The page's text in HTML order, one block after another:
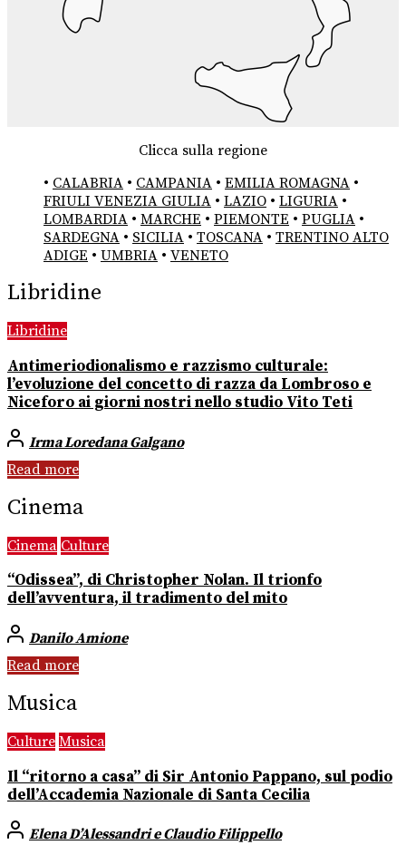
Clicca sulla regione
• CALABRIA • CAMPANIA • EMILIA ROMAGNA •
FRIULI VENEZIA GIULIA • LAZIO • LIGURIA •
LOMBARDIA • MARCHE • PIEMONTE • PUGLIA •
SARDEGNA • SICILIA • TOSCANA • TRENTINO ALTO
ADIGE • UMBRIA • VENETO
Libridine
Libridine
Antimeriodionalismo e razzismo culturale:
l’evoluzione del concetto di razza da Lombroso e
Niceforo ai giorni nostri nello studio Vito Teti
Irma Loredana Galgano
Read more
Cinema
Cinema Culture
“Odissea”, di Christopher Nolan. Il trionfo
dell’avventura, il tradimento del mito
Danilo Amione
Read more
Musica
Culture Musica
Il “ritorno a casa” di Sir Antonio Pappano, sul podio
dell’Accademia Nazionale di Santa Cecilia
Elena D’Alessandri e Claudio Filippello